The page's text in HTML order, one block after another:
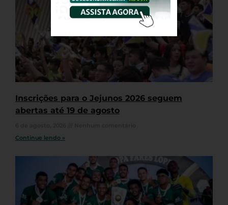
Inscrições para o Jejunos 2026 seguem
abertas até 19 de agosto
Continue lendo »